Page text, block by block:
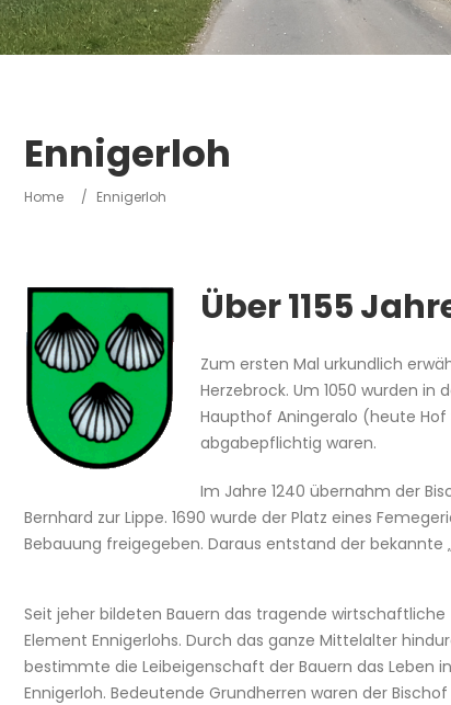
Ennigerloh
Home / Ennigerloh
Über 1155
Zum ersten Mal urkundlich
Herzebrock. Um 1050 wurden
Haupthof Aningeralo (heute
abgabepflichtig waren.
Im Jahre 1240 übernahm der
Bernhard zur Lippe. 1690 wurde der Platz eines
Bebauung freigegeben. Daraus entstand der bekannte
Seit jeher bildeten Bauern das tragende wirtschaftliche
Element Ennigerlohs. Durch das ganze Mittelalter
bestimmte die Leibeigenschaft der Bauern das Leben in
Ennigerloh. Bedeutende Grundherren waren der